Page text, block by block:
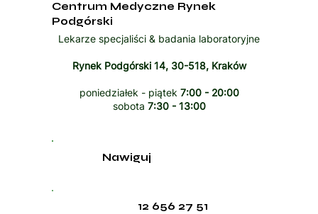
Centrum Medyczne Rynek
Podgórski
Lekarze specjaliści & badania laboratoryjne
Rynek Podgórski 14, 30-518, Kraków
poniedziałek - piątek 7:00 - 20:00
sobota 7:30 - 13:00
12 656 27 51
Nawiguj